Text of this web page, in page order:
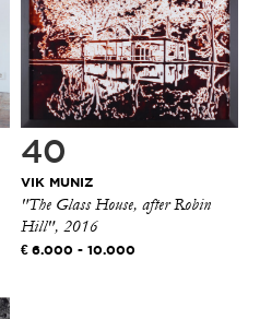
40
VIK MUNIZ
"The Glass House, after Robin
Hill", 2016
6.000 - 10.000